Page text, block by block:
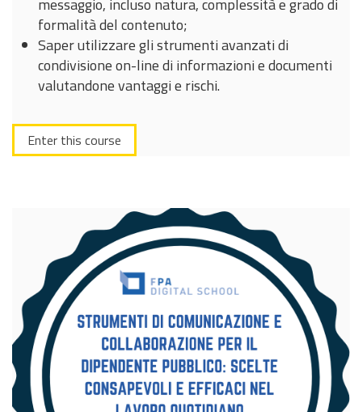
messaggio, incluso natura, complessità e grado di
formalità del contenuto;
Saper utilizzare gli strumenti avanzati di
condivisione on-line di informazioni e documenti
valutandone vantaggi e rischi.
Enter this course